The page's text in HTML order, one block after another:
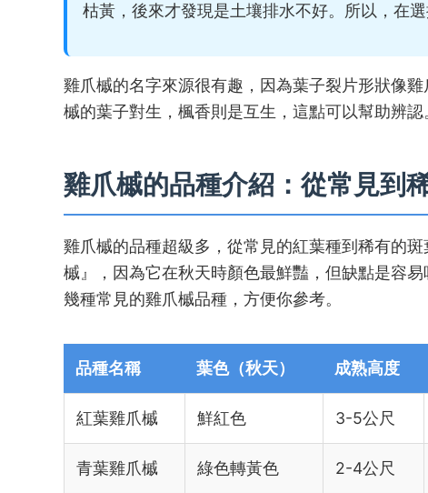
枯黃，後來才發現是土壤排水不好。所以，在
雞爪槭的名字來源很有趣，因為葉子裂片形狀像
槭的葉子對生，楓香則是互生，這點可以幫助辨認
雞爪槭的品種介紹：從常見到
雞爪槭的品種超級多，從常見的紅葉種到稀有的
槭』，因為它在秋天時顏色最鮮豔，但缺點是容
幾種常見的雞爪槭品種，方便你參考。
品種名稱 葉色（秋天） 成熟高度
紅葉雞爪槭 鮮紅色 3-5公尺
青葉雞爪槭 綠色轉黃色 2-4公尺